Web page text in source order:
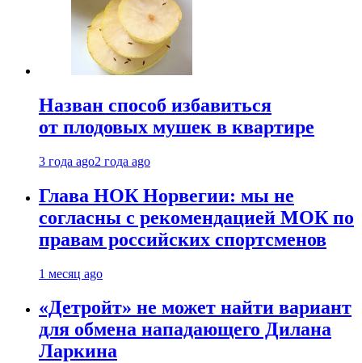
Назван способ избавиться
от плодовых мушек в квартире
3 года ago2 года ago
Глава НОК Норвегии: мы не
согласны с рекомендацией МОК по
правам российских спортсменов
1 месяц ago
«Детройт» не может найти вариант
для обмена нападающего Дилана
Ларкина